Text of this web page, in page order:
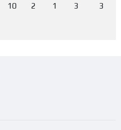
10 2 1 3 3